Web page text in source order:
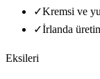
✓Kremsi ve
✓İrlanda
Eksileri